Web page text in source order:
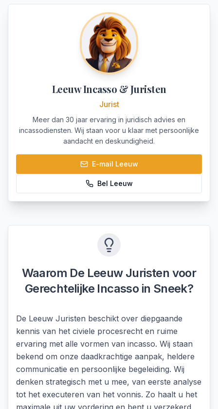
Leeuw Incasso & Juristen
Jurist
Meer dan 30 jaar ervaring in juridisch advies en
incassodiensten. Wij staan voor u klaar met persoonlijke
aandacht en deskundigheid.
E-mail Leeuw
Bel Leeuw
Waarom De Leeuw Juristen voor
Gerechtelijke Incasso in Sneek?
De Leeuw Juristen beschikt over diepgaande
kennis van het civiele procesrecht en ruime
ervaring met alle vormen van incasso. Wij staan
bekend om onze daadkrachtige aanpak, heldere
communicatie en persoonlijke begeleiding. Wij
denken strategisch met u mee, van eerste analyse
tot het executeren van het vonnis. Zo haalt u het
maximale uit uw vordering en bent u verzekerd